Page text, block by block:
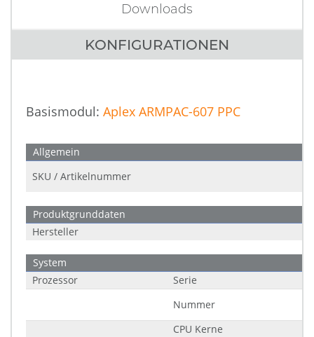
KONFIGURATIONEN
Downloads
Basismodul: Aplex ARMPAC-607 PPC
Allgemein
SKU / Artikelnummer
Produktgrunddaten
Hersteller
System
Prozessor
Serie
Nummer
CPU Kerne